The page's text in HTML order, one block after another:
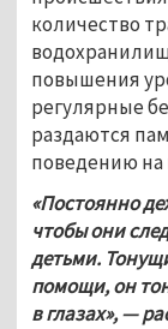
количество
повышения
регулярные
раздаются
поведению на
«Постоянно
чтобы они
детьми.
помощи, он
в глазах», —